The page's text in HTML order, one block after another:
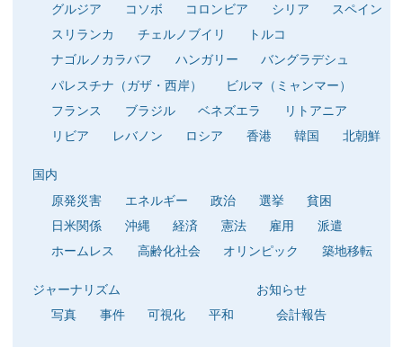
グルジア
コソボ コロンビア シリア
スペイン
スリランカ
チェルノブイリ
トルコ
ナゴルノカラバフ
ハンガリー
バングラデシュ
パレスチナ（ガザ・西岸）
ビルマ（ミャンマー）
フランス
ブラジル ベネズエラ
リトアニア
リビア
レバノン ロシア 香港 韓国 北朝鮮
国内
原発災害
エネルギー 政治 選挙
貧困
日米関係
沖縄 経済 憲法 雇用
派遣
ホームレス
高齢化社会 オリンピック 築地移転
ジャーナリズム
写真
事件 可視化 平和
お知らせ
会計報告